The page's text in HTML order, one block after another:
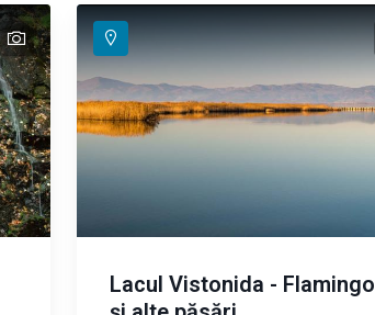
text
text
text
text
Lacul Vistonida - Flamingo